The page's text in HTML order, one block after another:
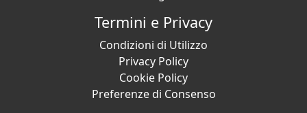
Termini e Privacy
Condizioni di Utilizzo
Privacy Policy
Cookie Policy
Preferenze di Consenso